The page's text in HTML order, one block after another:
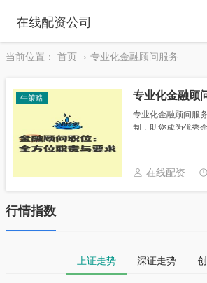
在线配资公司
当前位置： 首页 专业化金融顾问服务
牛策略
专业化金融顾问服
制，助您成为优秀
方位知识，从基本
助......
在线配资
行情指数
上证走势 深证走势